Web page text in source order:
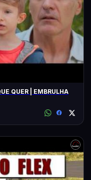
QUER | EMBRULHA